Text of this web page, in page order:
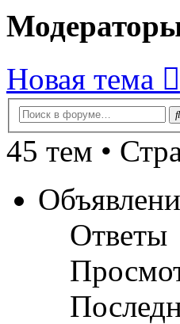
Новая тема
45 тем •
Ответы